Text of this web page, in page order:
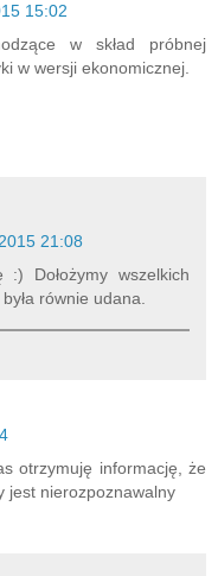
15:02
w skład próbnej
w wersji ekonomicznej.
21:08
:) Dołożymy wszelkich
równie udana.
otrzymuję informację, że
jest nierozpoznawalny